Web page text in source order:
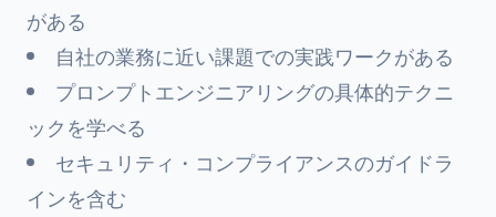
がある
自社の業務に近い課題での実践ワークがある
プロンプトエンジニアリングの具体的テクニ
ックを学べる
セキュリティ・コンプライアンスのガイドラ
インを含む